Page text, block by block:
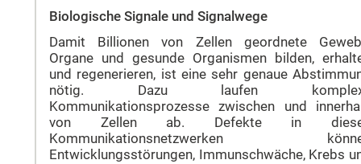
Biologische Signale und Signalwege
Damit Billionen von Zellen geordnete
Organe und gesunde Organismen bilden,
und regenerieren, ist eine sehr genaue
nötig. Dazu laufen
Kommunikationsprozesse zwischen und
von Zellen ab. Defekte in
Kommunikationsnetzwerken
Entwicklungsstörungen, Immunschwäche, Krebs